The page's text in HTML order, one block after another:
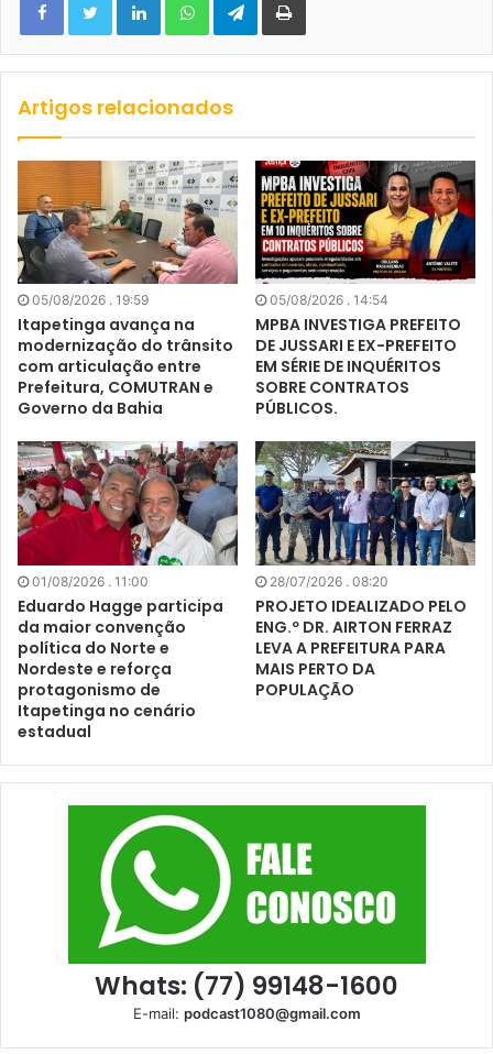
Artigos relacionados
05/08/2026 . 19:59
Itapetinga avança na
modernização do trânsito
com articulação entre
Prefeitura, COMUTRAN e
Governo da Bahia
05/08/2026 . 14:54
MPBA INVESTIGA PREFEITO
DE JUSSARI E EX-PREFEITO
EM SÉRIE DE INQUÉRITOS
SOBRE CONTRATOS
PÚBLICOS.
01/08/2026 . 11:00
Eduardo Hagge participa
da maior convenção
política do Norte e
Nordeste e reforça
protagonismo de
Itapetinga no cenário
estadual
28/07/2026 . 08:20
PROJETO IDEALIZADO PELO
ENG.º DR. AIRTON FERRAZ
LEVA A PREFEITURA PARA
MAIS PERTO DA
POPULAÇÃO
Whats: (77) 99148-1600
E-mail: podcast1080@gmail.com